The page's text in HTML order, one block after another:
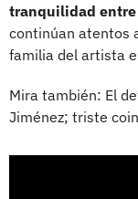
tranquilidad entre
continúan atentos
familia del artista
Mira también: El
Jiménez; triste